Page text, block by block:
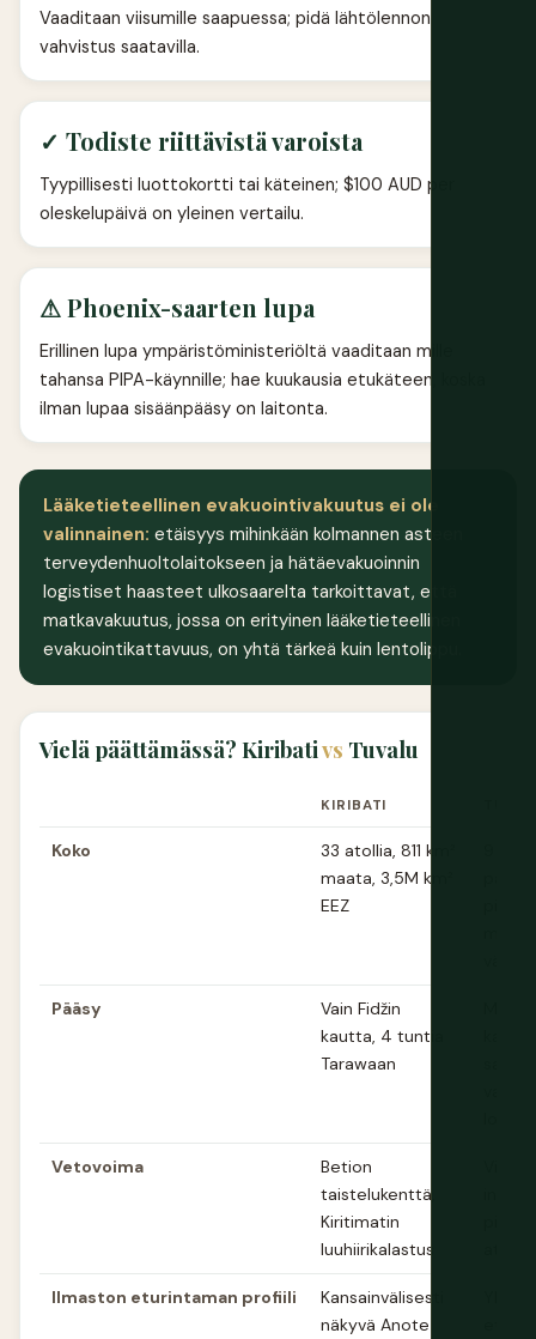
Vaaditaan viisumille saapuessa; pidä lähtölennon
vahvistus saatavilla.
✓ Todiste riittävistä varoista
Tyypillisesti luottokortti tai käteinen; $100 AUD per
oleskelupäivä on yleinen vertailu.
⚠ Phoenix-saarten lupa
Erillinen lupa ympäristöministeriöltä vaaditaan mille
tahansa PIPA-käynnille; hae kuukausia etukäteen, koska
ilman lupaa sisäänpääsy on laitonta.
Lääketieteellinen evakuointivakuutus ei ole
valinnainen: etäisyys mihinkään kolmannen asteen
terveydenhuoltolaitokseen ja hätäevakuoinnin
logistiset haasteet ulkosaarelta tarkoittavat, että
matkavakuutus, jossa on erityinen lääketieteellinen
evakuointikattavuus, on yhtä tärkeä kuin lentolippu.
Vielä päättämässä? Kiribativs Tuvalu
KIRIBATI
Koko
33 atollia, 811 km²
maata, 3,5M km²
EEZ
Pääsy
Vain Fidžin
kautta, 4 tuntia
Tarawaan
Vetovoima
Betion
taistelukenttä,
Kiritimatin
luuhiirikalastus
Ilmaston eturintaman profiili
Kansainvälisesti
näkyvä Anote